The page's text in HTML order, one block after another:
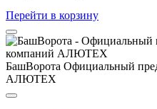
Перейти в корзину
БашВорота Официальный
АЛЮТЕХ